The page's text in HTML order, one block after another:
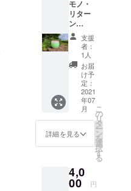
す。 ＜
リター
ン＞ ・
現地に
きてお
楽しみ
いただ
ける権
利！
→ 場
所：川
崎市の
河川敷
の芝生
す。 ・
撮影し
願い＞
支援の
エント
リー時
の「備
考欄」
に【ク
レジッ
トして
もらい
たいお
名前
クネー
ム）】
さ
い！！
無料で
実施て
いる企
画です
が、三
密に
なって
しまわ
ないよ
うに今
年はこ
ちらの
ご支援
をいた
実施す
ること
きて、
それを
使って
シリコ
ンモー
ルドを
作り
（シリ
コンの
型を作
り）、
黒やグ
レーの
ロウを
ほんと
に多摩
モノ・
リター
ン
「キャ
ンドル
作家の
【Kam
Candle
】さん
が 製作
したデ
ザイン
キャン
ドル
（小）
川キャ
ンドル
支援
者：
1人
お届
け予
定：
2021
年07
月
詳細を見る
こ
の
リ
タ
ー
ン
を
選
択
す
る
4,0
00 円